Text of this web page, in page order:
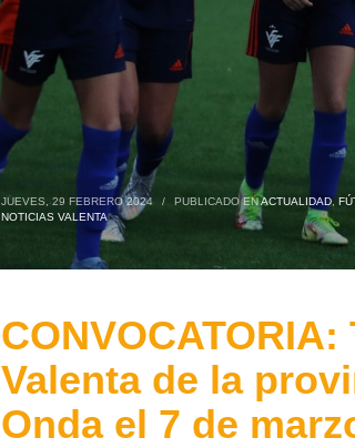
JUEVES, 29 FEBRERO 2024 / PUBLICADO ENACTUALIDAD,
NOTICIAS VALENTA
Valenta de la
Onda el 7 de